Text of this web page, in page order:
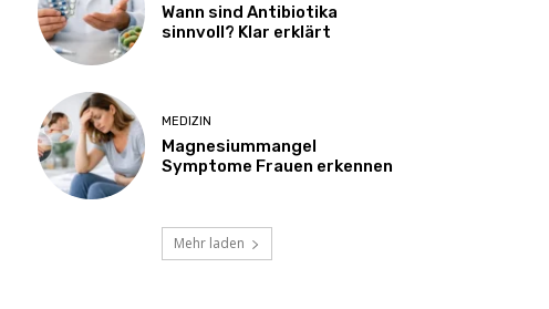
Wann sind Antibiotika
sinnvoll? Klar erklärt
MEDIZIN
Magnesiummangel
Symptome Frauen erkennen
Mehr laden